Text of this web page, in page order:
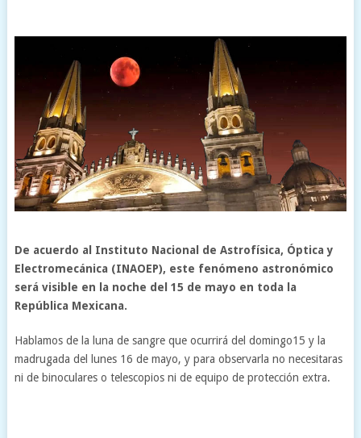
De acuerdo al Instituto Nacional de Astrofísica, Óptica y
Electromecánica (INAOEP), este fenómeno astronómico
será visible en la noche del 15 de mayo en toda la
República Mexicana.
Hablamos de la luna de sangre que ocurrirá del domingo15 y la
madrugada del lunes 16 de mayo, y para observarla no necesitaras
ni de binoculares o telescopios ni de equipo de protección extra.